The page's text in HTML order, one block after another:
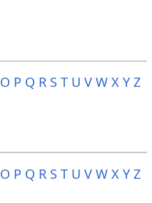
O P Q R S T U V W X Y Z
O P Q R S T U V W X Y Z